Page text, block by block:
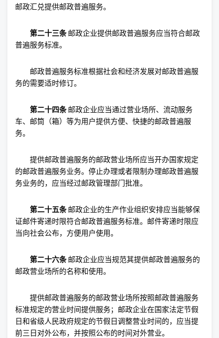
邮政汇兑提供邮政普遍服务。
第二十三条邮政企业提供邮政普遍服务应当符合邮政
普遍服务标准。
邮政普遍服务标准根据社会和经济发展对邮政普遍服
务的需要适时修订。
第二十四条邮政企业应当通过营业场所、流动服务
车、邮筒（箱）等为用户提供方便、快捷的邮政普遍服
务。
提供邮政普遍服务的邮政营业场所应当开办国家规定
的邮政普遍服务业务。停止办理或者限制办理邮政普遍服
务业务的，应当经过邮政管理部门批准。
第二十五条邮政企业的生产作业组织安排应当能够保
证邮件寄递时限符合邮政普遍服务标准。邮件寄递时限应
当向社会公布，方便用户使用。
第二十六条邮政企业应当规范其提供邮政普遍服务的
邮政营业场所的名称和使用。
提供邮政普遍服务的邮政营业场所按照邮政普遍服务
标准规定的营业时间提供服务；邮政企业在国家法定节假
日和省级人民政府规定的节假日调整营业时间的，应当提
前三日对外公布，并按照公布的时间对外营业。